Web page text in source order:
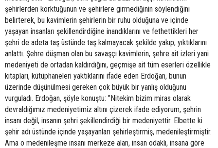
şehirlerden korktuğunun ve şehirlere girmediğinin söylendiğini
belirterek, bu kavimlerin şehirlerin bir ruhu olduğuna ve içinde
yaşayan insanları şekillendirdiğine inandıklarını ve fethettikleri her
şehri de adeta taş üstünde taş kalmayacak şekilde yakıp, yıktıklarını
anlattı. Şehre düşman olan bu savaşçı kavimlerin, şehre ait izleri yani
medeniyeti de ortadan kaldırdığını, geçmişe ait tüm eserleri özellikle
kitapları, kütüphaneleri yaktıklarını ifade eden Erdoğan, bunun
üzerinde düşünülmesi gereken çok büyük bir yanlış olduğunu
vurguladı. Erdoğan, şöyle konuştu: ”Nitekim bizim miras olarak
devraldığımız medeniyetimiz altını çizerek ifade ediyorum, şehrin
insanı değil, insanın şehri şekillendirdiği bir medeniyettir. Elbette ki
şehir adı üstünde içinde yaşayanları şehirleştirmiş, medenileştirmiştir.
Ama o medenileşme insanı merkeze alan, insan odaklı, insana göre